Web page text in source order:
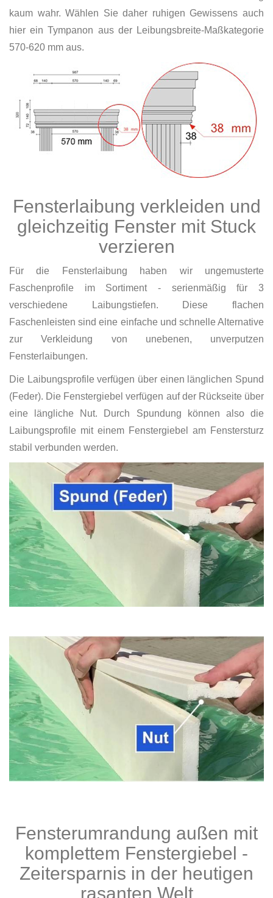
kaum wahr. Wählen Sie daher ruhigen Gewissens auch
hier ein Tympanon aus der Leibungsbreite-Maßkategorie
570-620 mm aus.
Fensterlaibung verkleiden und
gleichzeitig Fenster mit Stuck
verzieren
Für die Fensterlaibung haben wir ungemusterte
Faschenprofile im Sortiment - serienmäßig für 3
verschiedene Laibungstiefen. Diese flachen
Faschenleisten sind eine einfache und schnelle Alternative
zur Verkleidung von unebenen, unverputzen
Fensterlaibungen.
Die Laibungsprofile verfügen über einen länglichen Spund
(Feder). Die Fenstergiebel verfügen auf der Rückseite über
eine längliche Nut. Durch Spundung können also die
Laibungsprofile mit einem Fenstergiebel am Fenstersturz
stabil verbunden werden.
Fensterumrandung außen mit
komplettem Fenstergiebel -
Zeitersparnis in der heutigen
rasanten Welt